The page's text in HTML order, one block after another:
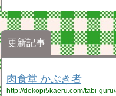
更新記事
肉食堂 かぶき者
http://dekopi5kaeru.com/tabi-